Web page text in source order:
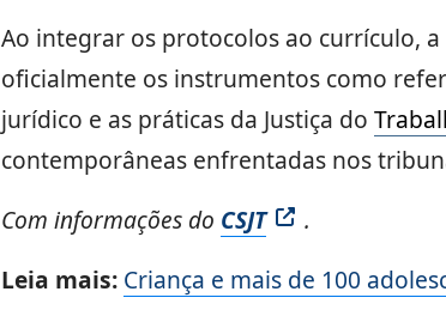
Ao integrar os protocolos ao currículo,
oficialmente os instrumentos como
jurídico e as práticas da Justiça do
contemporâneas enfrentadas nos
Com informações do CSJT
.
Leia mais: Criança e mais de 100